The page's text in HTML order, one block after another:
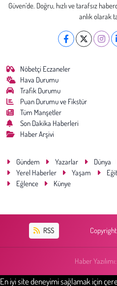
Güven’de. Doğru, hızlı ve tarafsız
anlık olarak
Nöbetçi Eczaneler
Hava Durumu
Trafik Durumu
Puan Durumu ve Fikstür
Tüm Manşetler
Son Dakika Haberleri
Haber Arşivi
Gündem Yazarlar Dünya
Yerel Haberler
Yaşam
Eğlence
Künye
RSS
Haber Yazılımı:
En iyi site deneyimi sağlamak için